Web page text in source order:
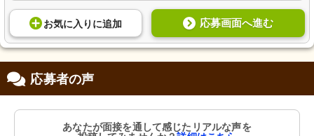
お気に入り に追加 応募画面へ進む
応募者の声
あなたが面接を通して感じたリアルな声を